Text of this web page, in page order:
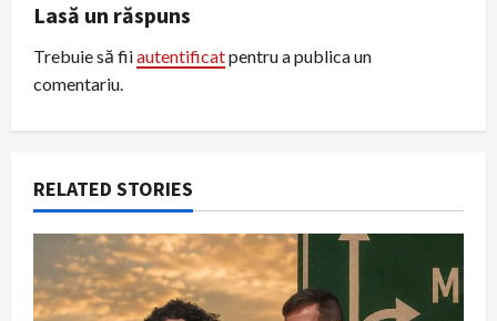
i
g
a
t
i
o
Lasă un răspuns
Trebuie să fiiautentificatpentru a publica un
comentariu.
RELATED STORIES